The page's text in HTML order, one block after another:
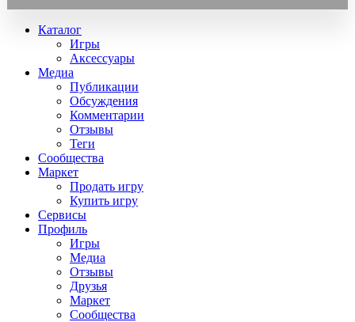
Каталог
Игры
Аксессуары
Медиа
Публикации
Обсуждения
Комментарии
Отзывы
Теги
Сообщества
Маркет
Продать игру
Купить игру
Сервисы
Профиль
Игры
Медиа
Отзывы
Друзья
Маркет
Сообщества